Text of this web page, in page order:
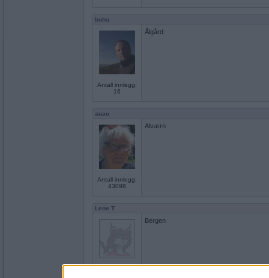
buhu
Antall innlegg:
16
Ålgård
auau
Antall innlegg:
43098
Alværn
Lene T
Bergen